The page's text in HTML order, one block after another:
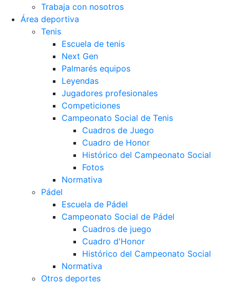
Trabaja con nosotros
Área deportiva
Tenis
Escuela de tenis
Next Gen
Palmarés equipos
Leyendas
Jugadores profesionales
Competiciones
Campeonato Social de Tenis
Cuadros de Juego
Cuadro de Honor
Histórico del Campeonato Social
Fotos
Normativa
Pádel
Escuela de Pádel
Campeonato Social de Pádel
Cuadros de juego
Cuadro d'Honor
Histórico del Campeonato Social
Normativa
Otros deportes